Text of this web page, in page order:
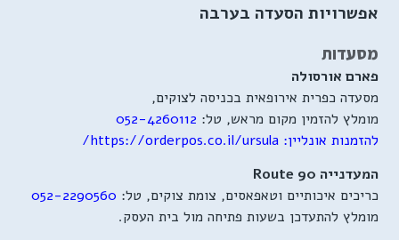
אפשרויות הסעדה בערבה
מסעדות
פארם אורסולה
מסעדה כפרית אירופאית בכניסה לצוקים,
מומלץ להזמין מקום מראש, טל: 052-4260112
להזמנות אונליין: https://orderpos.co.il/ursula/
המעדנייה Route 90
כריכים איכותיים וטאפאסים, צומת צוקים, טל: 052-2290560
מומלץ להתעדכן בשעות פתיחה מול בית העסק.